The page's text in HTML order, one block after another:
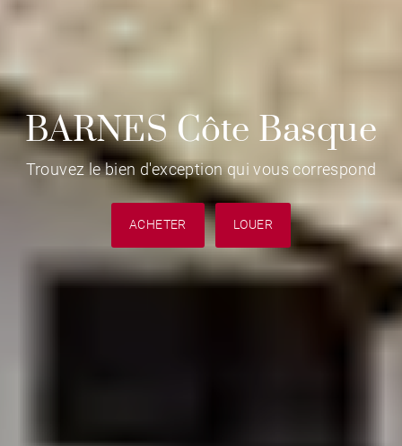
BARNES Côte Basque
Trouvez le bien d'exception qui vous correspond
ACHETER LOUER